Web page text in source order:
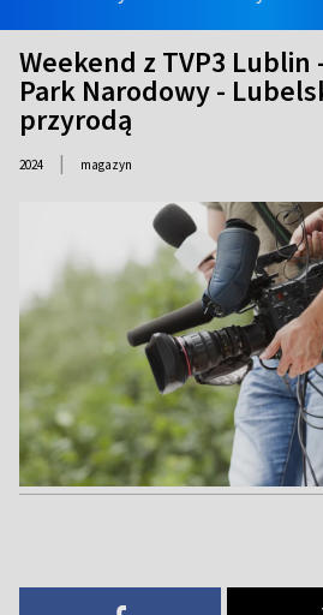
Weekend z TVP3 Lublin
Park Narodowy -
przyrodą
2024 | magazyn